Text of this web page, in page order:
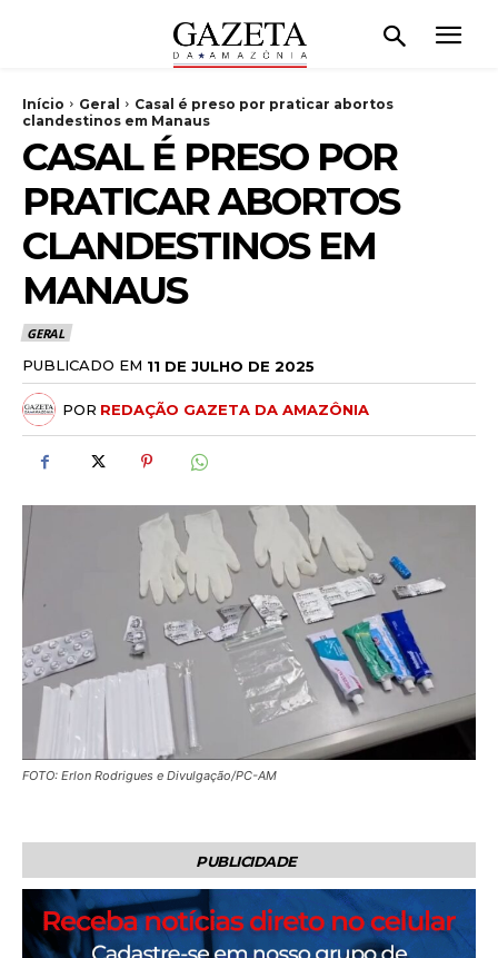
Início Geral
Casal é preso por praticar abortos
clandestinos em Manaus
CASAL É PRESO POR
PRATICAR ABORTOS
CLANDESTINOS EM
MANAUS
GERAL
PUBLICADO EM 11 DE JULHO DE 2025
POR REDAÇÃO GAZETA DA AMAZÔNIA
FOTO: Erlon Rodrigues e Divulgação/PC-AM
PUBLICIDADE